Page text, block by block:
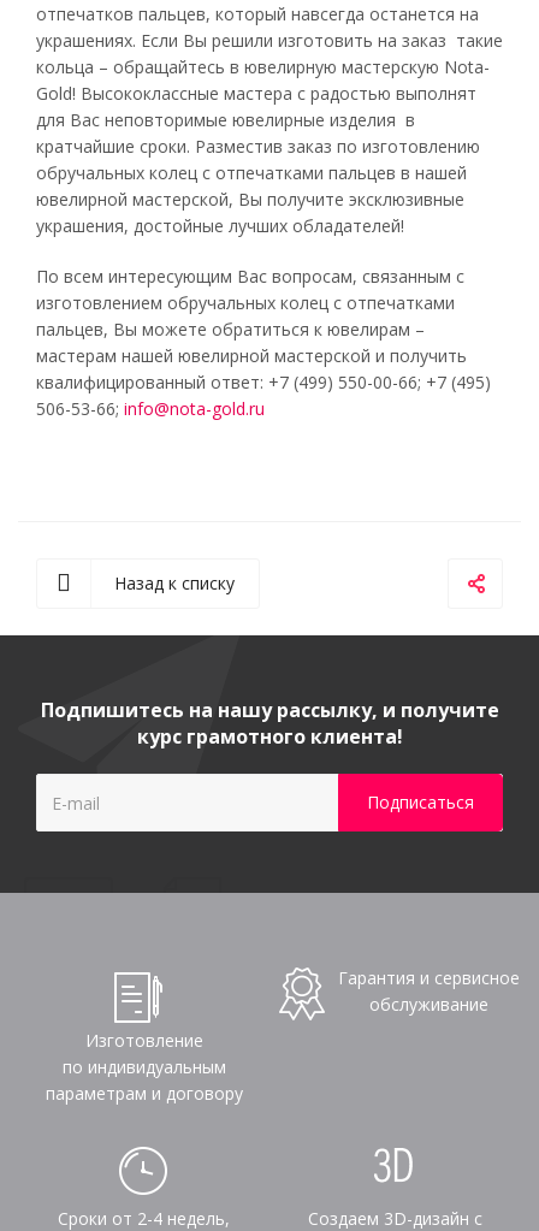
отпечатков пальцев, который навсегда останется на
украшениях. Если Вы решили изготовить на заказ такие
кольца – обращайтесь в ювелирную мастерскую Nota-
Gold! Высококлассные мастера с радостью выполнят
для Вас неповторимые ювелирные изделия в
кратчайшие сроки. Разместив заказ по изготовлению
обручальных колец с отпечатками пальцев в нашей
ювелирной мастерской, Вы получите эксклюзивные
украшения, достойные лучших обладателей!
По всем интересующим Вас вопросам, связанным с
изготовлением обручальных колец с отпечатками
пальцев, Вы можете обратиться к ювелирам –
мастерам нашей ювелирной мастерской и получить
квалифицированный ответ: +7 (499) 550-00-66; +7 (495)
506-53-66; info@nota-gold.ru
Назад к списку
Подпишитесь на нашу рассылку, и получите
курс грамотного клиента!
Изготовление
по индивидуальным
параметрам и договору
Гарантия и сервисное
обслуживание
Сроки от 2-4 недель, Создаем 3D-дизайн с